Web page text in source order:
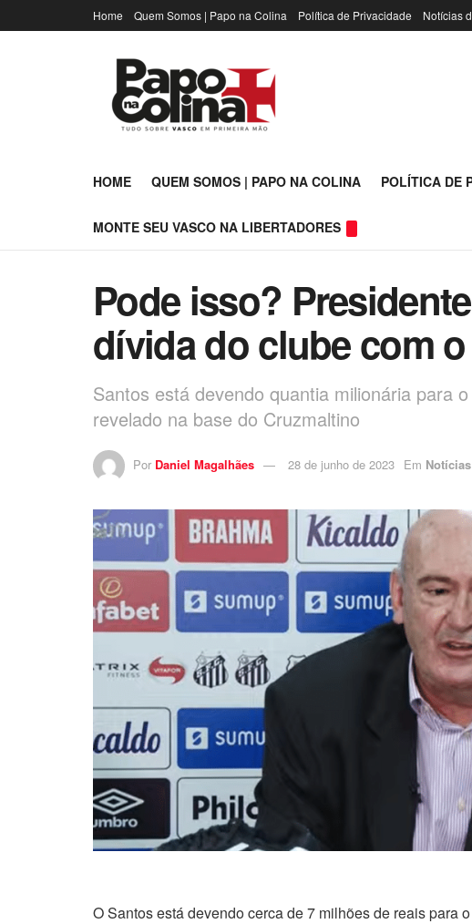
Home Quem Somos | Papo na Colina Política de Privacidade Notícias
HOME QUEM SOMOS | PAPO NA COLINA POLÍTICA DE
MONTE SEU VASCO NA LIBERTADORES
Pode isso?
dívida do clube com
Santos está devendo quantia milionária para
revelado na base do Cruzmaltino
Por Daniel Magalhães 28 de junho de 2023 Em
O Santos está devendo cerca de 7 milhões de reais para